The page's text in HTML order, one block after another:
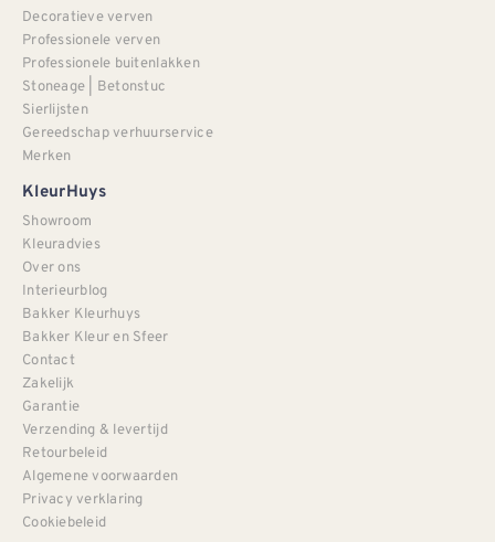
Decoratieve verven
Professionele verven
Professionele buitenlakken
Stoneage | Betonstuc
Sierlijsten
Gereedschap verhuurservice
Merken
KleurHuys
Showroom
Kleuradvies
Over ons
Interieurblog
Bakker Kleurhuys
Bakker Kleur en Sfeer
Contact
Zakelijk
Garantie
Verzending & levertijd
Retourbeleid
Algemene voorwaarden
Privacy verklaring
Cookiebeleid